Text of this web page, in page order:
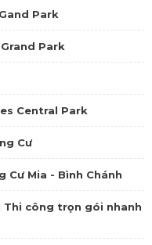
Park
Park
Central Park
Cư
Cư Mia - Bình Chánh
Thi công trọn gói nhanh